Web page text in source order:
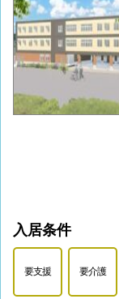
入居条件
要支援 要介護